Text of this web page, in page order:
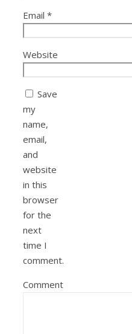
Email *
Website
Save
my
name,
email,
and
website
in this
browser
for the
next
time I
comment.
Comment